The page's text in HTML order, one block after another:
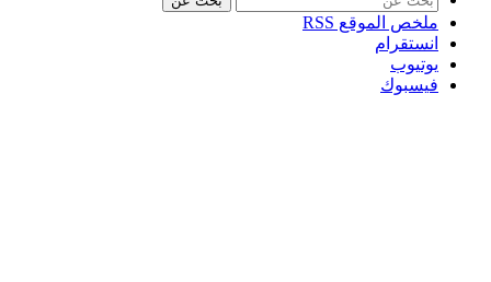
ملخص الموقع RSS
انستقرام
يوتيوب
فيسبوك